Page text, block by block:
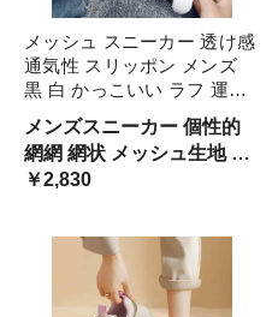
メッシュ スニーカー 透け感
通気性 スリッポン メンズ
黒 白 かっこいい ラフ 運動
靴 春夏 レジャー アウトド
ア 涼しげ 軽い 黒スニーカ
ー 白スニーカー 肌見せ 蒸
れにくい 軽量 大学 涼しい
メンズスニーカー 個性的
網網 網状 メッシュ生地 ユ
ニーク 爽快 軽量 涼しい 軽
ルーズ 抜け感 クール キャ
ンプ モノトーン
￥2,830